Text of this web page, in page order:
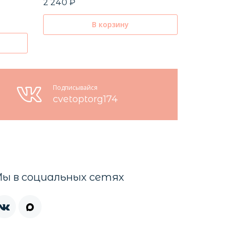
2 240 ₽
В корзину
Подписывайся
cvetoptorg174
в социальных сетях